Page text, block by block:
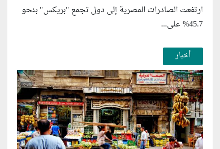
ارتفعت الصادرات المصرية إلى دول تجمع "بريكس" بنحو
45.7% على...
أخبار